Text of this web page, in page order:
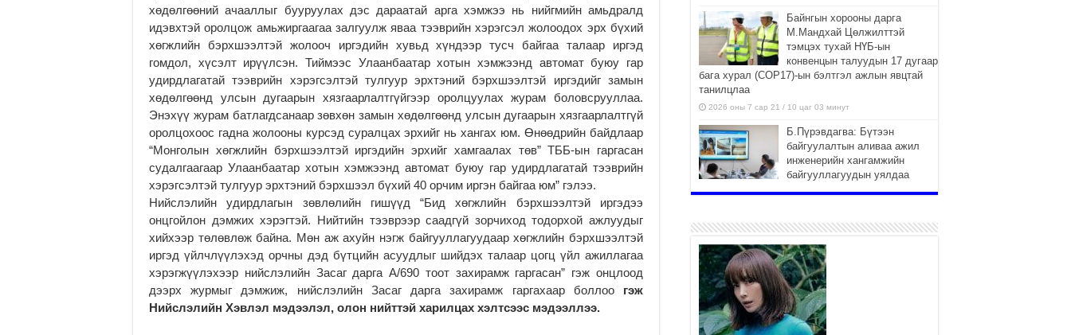
хөдөлгөөний ачааллыг бууруулах дэс дараатай арга хэмжээ нь нийгмийн амьдралд
идэвхтэй оролцож амьжиргаагаа залгуулж яваа тээврийн хэрэгсэл жолоодох эрх бүхий
хөгжлийн бэрхшээлтэй жолооч иргэдийн хувьд хүндээр тусч байгаа талаар иргэд
гомдол, хүсэлт ирүүлсэн. Тиймээс Улаанбаатар хотын хэмжээнд автомат буюу гар
удирдлагатай тээврийн хэрэгсэлтэй тулгуур эрхтэний бэрхшээлтэй иргэдийг замын
хөдөлгөөнд улсын дугаарын хязгаарлалтгүйгээр оролцуулах журам боловсрууллаа.
Энэхүү журам батлагдсанаар зөвхөн замын хөдөлгөөнд улсын дугаарын хязгаарлалтгүй
оролцохоос гадна жолооны курсэд суралцах эрхийг нь хангах юм. Өнөөдрийн байдлаар
“Монголын хөгжлийн бэрхшээлтэй иргэдийн эрхийг хамгаалах төв” ТББ-ын гаргасан
судалгаагаар Улаанбаатар хотын хэмжээнд автомат буюу гар удирдлагатай тээврийн
хэрэгсэлтэй тулгуур эрхтэний бэрхшээл бүхий 40 орчим иргэн байгаа юм” гэлээ.
Нийслэлийн удирдлагын зөвлөлийн гишүүд “Бид хөгжлийн бэрхшээлтэй иргэдээ
онцгойлон дэмжих хэрэгтэй. Нийтийн тээврээр саадгүй зорчиход тодорхой ажлуудыг
хийхээр төлөвлөж байна. Мөн аж ахуйн нэгж байгууллагуудаар хөгжлийн бэрхшээлтэй
иргэд үйлчлүүлэхэд орчны дэд бүтцийн асуудлыг шийдэх талаар цогц үйл ажиллагаа
хэрэгжүүлэхээр нийслэлийн Засаг дарга А/690 тоот захирамж гаргасан” гэж онцлоод
дээрх журмыг дэмжиж, нийслэлийн Засаг дарга захирамж гаргахаар боллоо гэж
Нийслэлийн Хэвлэл мэдээлэл, олон нийттэй харилцах хэлтсээс мэдээллээ.
Байнгын хорооны дарга
М.Мандхай Цөлжилттэй
тэмцэх тухай НҮБ-ын
конвенцын талуудын 17 дугаар
бага хурал (СОР17)-ын бэлтгэл ажлын явцтай
танилцлаа
2026 оны 7 сар 21 / 10 цаг 03 минут
Б.Пүрэвдагва: Бүтээн
байгуулалтын аливаа ажил
инженерийн хангамжийн
байгууллагуудын уялдаа
холбоогүйгээс саатах ёсгүй
“Сэлбэ 20 минутын хот”
төслийн анхны 12 давхар
барилгын үндсэн карказ,
цутгалтын ажил дууслаа
2026 оны 7 сар 20 / 17 цаг 17 минут
Мопед, скүүтер, тэдгээртэй
адилтгах үзүүлэлт бүхий